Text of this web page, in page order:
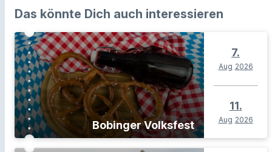
Das könnte Dich auch interessieren
Bobinger Volksfest
7.
Aug 2026
11.
Aug 2026